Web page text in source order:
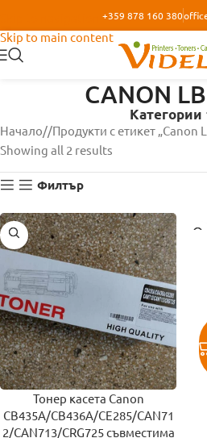
Skip to main content
+359 878 160 380
CANON
Категории
Начало/ Продукти с етикет „Canon
Showing all 2 results
Филтър
Тонер касета Canon
CB435A/CB436A/CE285/CAN71
2/CAN713/CRG725 съвместимa